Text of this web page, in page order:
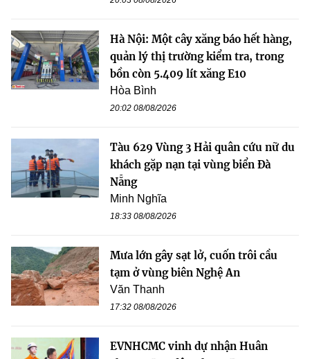
Hà Nội: Một cây xăng báo hết hàng,
quản lý thị trường kiểm tra, trong
bồn còn 5.409 lít xăng E10
Hòa Bình
20:02 08/08/2026
Tàu 629 Vùng 3 Hải quân cứu nữ du
khách gặp nạn tại vùng biển Đà
Nẵng
Minh Nghĩa
18:33 08/08/2026
Mưa lớn gây sạt lở, cuốn trôi cầu
tạm ở vùng biên Nghệ An
Văn Thanh
17:32 08/08/2026
EVNHCMC vinh dự nhận Huân